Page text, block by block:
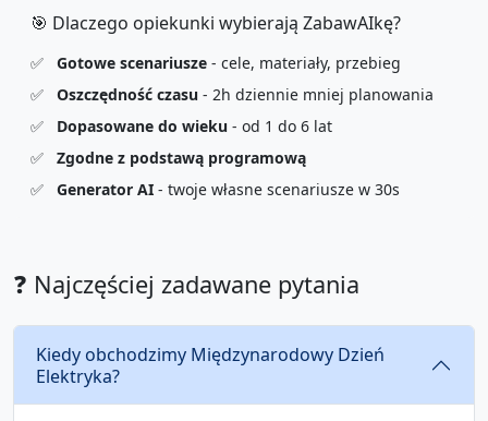
🎯 Dlaczego opiekunki wybierają ZabawAIkę?
✅ Gotowe scenariusze - cele, materiały, przebieg
✅
Oszczędność czasu - 2h dziennie mniej planowania
✅
Dopasowane do wieku - od 1 do 6 lat
✅
Zgodne z podstawą programową
✅
Generator AI - twoje własne scenariusze w 30s
❓ Najczęściej zadawane pytania
Kiedy obchodzimy Międzynarodowy Dzień
Elektryka?